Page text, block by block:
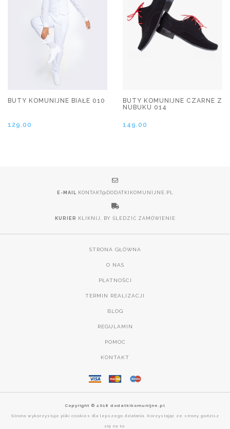
BUTY KOMUNIJNE BIAŁE 010
129.00
BUTY KOMUNIJNE CZARNE Z
NUBUKU 014
149.00
E-MAIL KONTAKT@DODATKIKOMUNIJNE.PL
KURIER KLIKNIJ, BY ŚLEDZIĆ ZAMÓWIENIE
STRONA GŁÓWNA
O NAS
PŁATNOŚCI
TERMIN REALIZACJI
BLOG
REGULAMIN
POMOC
KONTAKT
Copyright © 2018 dodatkikomunijne.pl
Strona wykorzystuje pliki cookies dla lepszego działania. Korzystając ze strony godzisz
się na to.